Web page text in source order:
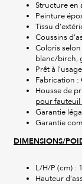
Structure en
Peinture
Tissu
Coussins
Coloris
blanc/birch,
Prêt à
Fabrication :
Housse de
pour fauteuil
Garantie
Garantie
DIMENSIONS/
L/H/P (cm) :
Hauteur